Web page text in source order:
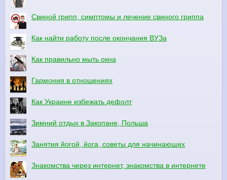
Свиной грипп, симптомы и лечение свиного гриппа
Как найти работу после окончания ВУЗа
Как правильно мыть окна
Гармония в отношениях
Как Украине избежать дефолт
Зимний отдых в Закопане, Польша
Занятия йогой, йога, советы для начинающих
Знакомства через интернет, знакомства в интернете